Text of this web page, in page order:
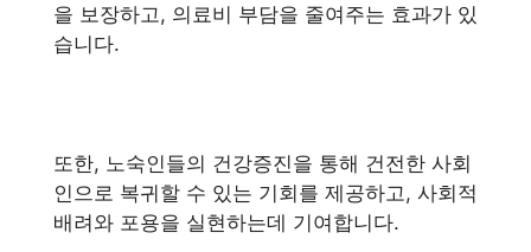
을 보장하고, 의료비 부담을 줄여주는 효과가 있
습니다.
또한, 노숙인들의 건강증진을 통해 건전한 사회
인으로 복귀할 수 있는 기회를 제공하고, 사회적
배려와 포용을 실현하는데 기여합니다.